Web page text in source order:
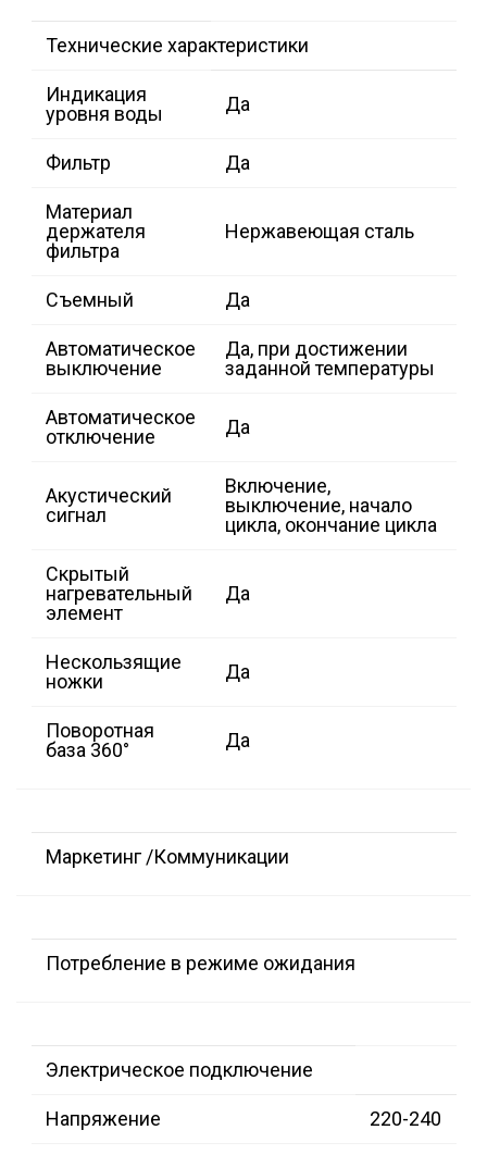
Технические характеристики
Индикация
уровня воды
Да
Фильтр Да
Материал
держателя
фильтра
Нержавеющая сталь
Съемный Да
Автоматическое
выключение
Да, при достижении
заданной температуры
Автоматическое
отключение
Да
Акустический
сигнал
Включение,
выключение, начало
цикла, окончание цикла
Скрытый
нагревательный
элемент
Да
Нескользящие
ножки
Да
Поворотная
база 360°
Да
Маркетинг /Коммуникации
Потребление в режиме ожидания
Электрическое подключение
Напряжение 220-240